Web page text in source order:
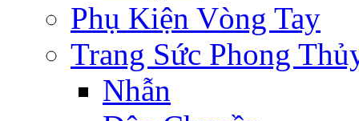
Phụ Kiện Vòng Tay
Trang Sức Phong
Nhẫn